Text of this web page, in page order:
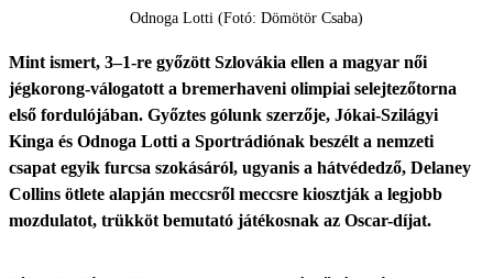
Odnoga Lotti (Fotó: Dömötör Csaba)
Mint ismert, 3–1-re győzött Szlovákia ellen a magyar női
jégkorong-válogatott a bremerhaveni olimpiai selejtezőtorna
első fordulójában. Győztes gólunk szerzője, Jókai-Szilágyi
Kinga és Odnoga Lotti a Sportrádiónak beszélt a nemzeti
csapat egyik furcsa szokásáról, ugyanis a hátvédedző, Delaney
Collins ötlete alapján meccsről meccsre kiosztják a legjobb
mozdulatot, trükköt bemutató játékosnak az Oscar-díjat.